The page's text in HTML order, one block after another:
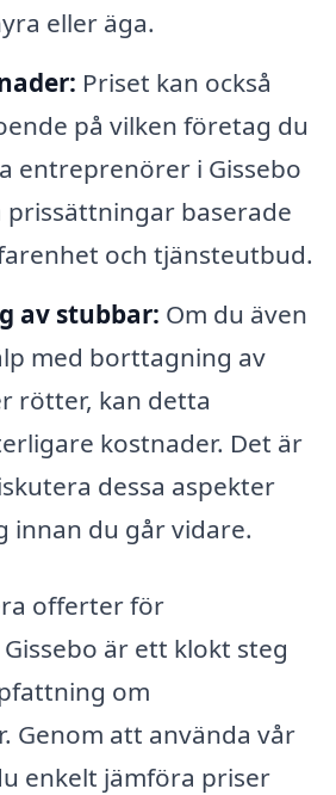
eller äga.
Priset kan också
på vilken företag du
entreprenörer i Gissebo
prissättningar baserade
och tjänsteutbud.
av stubbar: Om du även
med borttagning av
rötter, kan detta
kostnader. Det är
dessa aspekter
innan du går vidare.
offerter för
är ett klokt steg
om
Genom att använda vår
enkelt jämföra priser